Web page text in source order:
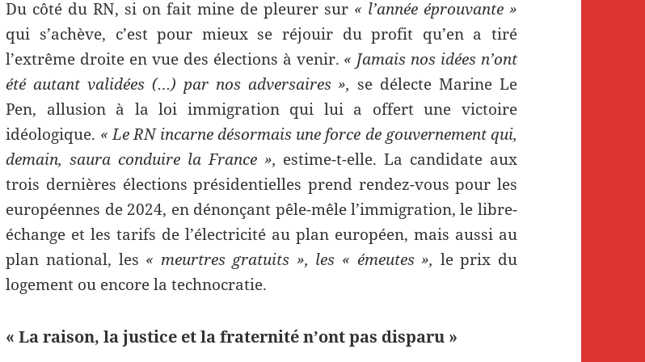
Du côté du RN, si on fait mine de pleurer sur « l’année éprouvante »
qui s’achève, c’est pour mieux se réjouir du profit qu’en a tiré
l’extrême droite en vue des élections à venir. « Jamais nos idées n’ont
été autant validées (…) par nos adversaires », se délecte Marine Le
Pen, allusion à la loi immigration qui lui a offert une victoire
idéologique. « Le RN incarne désormais une force de gouvernement qui,
demain, saura conduire la France », estime-t-elle. La candidate aux
trois dernières élections présidentielles prend rendez-vous pour les
européennes de 2024, en dénonçant pêle-mêle l’immigration, le libre-
échange et les tarifs de l’électricité au plan européen, mais aussi au
plan national, les « meurtres gratuits », les « émeutes », le prix du
logement ou encore la technocratie.
« La raison, la justice et la fraternité n’ont pas disparu »